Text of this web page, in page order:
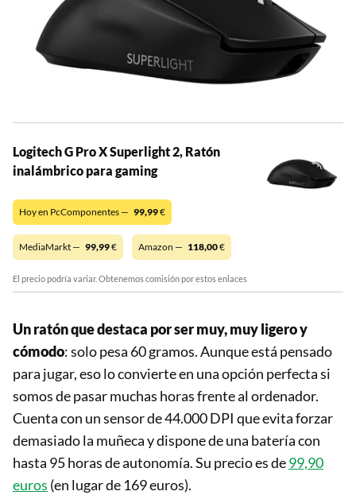
Logitech G Pro X Superlight 2, Ratón
inalámbrico para gaming
Hoy en PcComponentes — 99,99€
MediaMarkt — 99,99€ Amazon — 118,00€
El precio podría variar. Obtenemos comisión por estos enlaces
Un ratón que destaca por ser muy, muy ligero y
cómodo: solo pesa 60 gramos. Aunque está pensado
para jugar, eso lo convierte en una opción perfecta si
somos de pasar muchas horas frente al ordenador.
Cuenta con un sensor de 44.000 DPI que evita forzar
demasiado la muñeca y dispone de una batería con
hasta 95 horas de autonomía. Su precio es de99,90
euros (en lugar de 169 euros).